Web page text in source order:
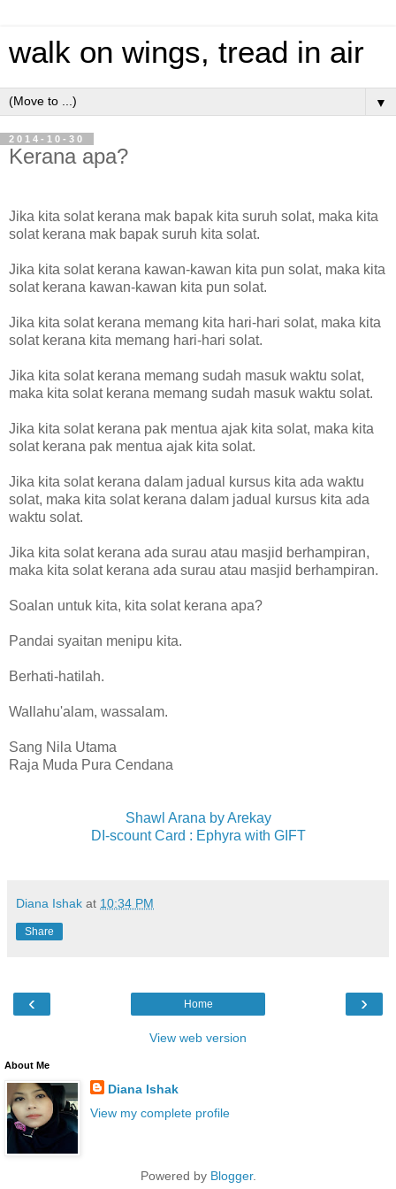
walk on wings, tread in air
▼
2014-10-30
Kerana apa?
Jika kita solat kerana mak bapak kita suruh solat, maka kita
solat kerana mak bapak suruh kita solat.
Jika kita solat kerana kawan-kawan kita pun solat, maka kita
solat kerana kawan-kawan kita pun solat.
Jika kita solat kerana memang kita hari-hari solat, maka kita
solat kerana kita memang hari-hari solat.
Jika kita solat kerana memang sudah masuk waktu solat,
maka kita solat kerana memang sudah masuk waktu solat.
Jika kita solat kerana pak mentua ajak kita solat, maka kita
solat kerana pak mentua ajak kita solat.
Jika kita solat kerana dalam jadual kursus kita ada waktu
solat, maka kita solat kerana dalam jadual kursus kita ada
waktu solat.
Jika kita solat kerana ada surau atau masjid berhampiran,
maka kita solat kerana ada surau atau masjid berhampiran.
Soalan untuk kita, kita solat kerana apa?
Pandai syaitan menipu kita.
‎Berhati-hatilah.
Wallahu'alam, wassalam.
Sang Nila Utama
Raja Muda Pura Cendana
Shawl Arana by Arekay
DI-scount Card : Ephyra with GIFT
Diana Ishak at 10:34 PM
Share
‹ ›
Home
View web version
About Me
Diana Ishak
View my complete profile
Powered by Blogger.